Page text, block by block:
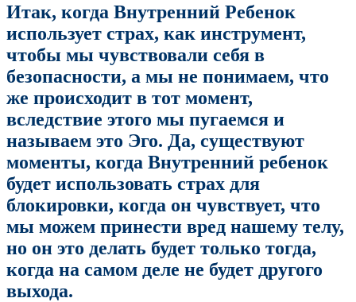
Итак, когда Внутренний Ребенок
использует страх, как инструмент,
чтобы мы чувствовали себя в
безопасности, а мы не понимаем, что
же происходит в тот момент,
вследствие этого мы пугаемся и
называем это Эго. Да, существуют
моменты, когда Внутренний ребенок
будет использовать страх для
блокировки, когда он чувствует, что
мы можем принести вред нашему телу,
но он это делать будет только тогда,
когда на самом деле не будет другого
выхода.